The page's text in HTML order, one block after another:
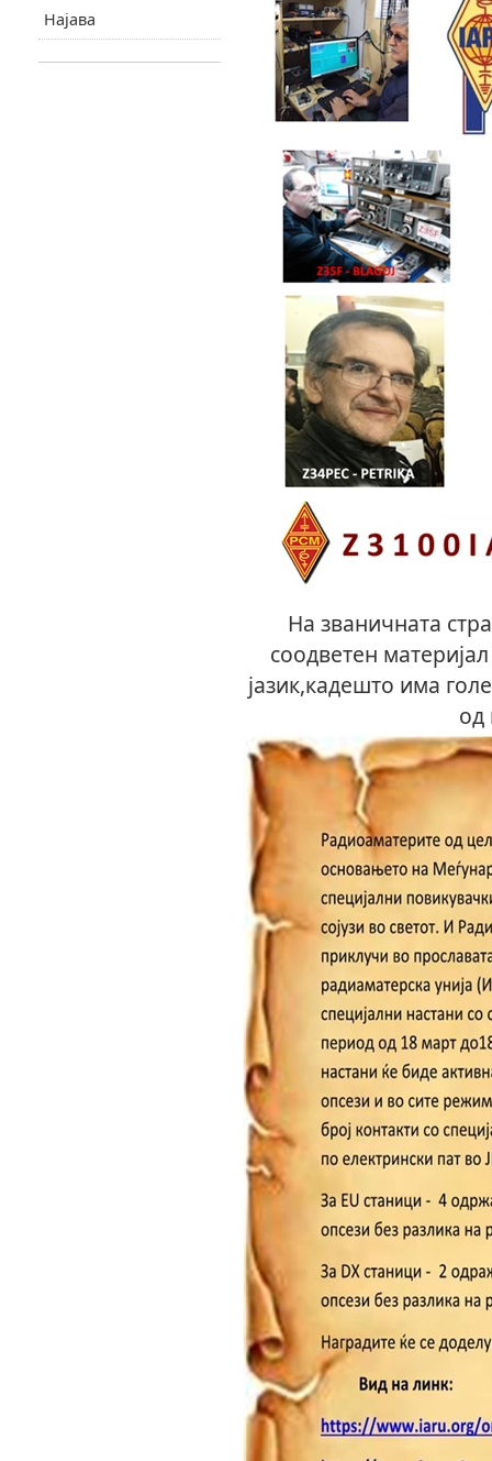
На званичната
соодветен
јазик,кадешто има
од
Најава